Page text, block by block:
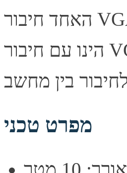
האחד חיבור VGA זויתי ב-90 מעלות. הכבל באורך 10 מטר. הכבל
הינו עם חיבור VGA של 15 פינים מסוג זכר ב-2 הקצוות, מתאים
מפרט טכני